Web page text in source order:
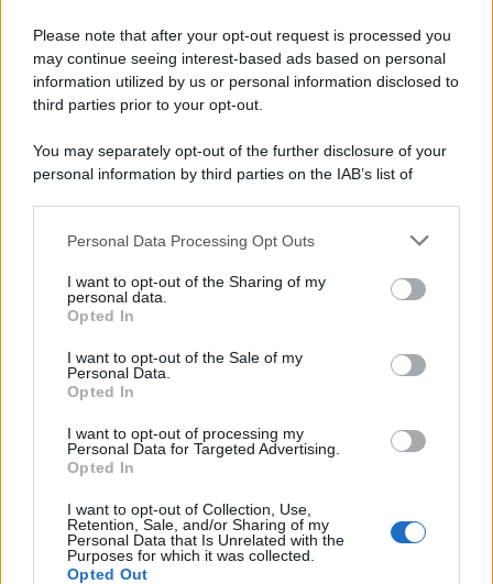
Please note that after your opt-out request is processed you
may continue seeing interest-based ads based on personal
information utilized by us or personal information disclosed to
third parties prior to your opt-out.
You may separately opt-out of the further disclosure of your
personal information by third parties on the IAB’s list of
This information may also be disclosed by us to third parties
disclose it to other third parties.
Please note that this website/app uses one or more Google
services and may gather and store information including but
not limited to your visit or usage behaviour. You may click to
grant or deny consent to Google and its third-party tags to
consent section.
Personal Data Processing Opt Outs
I want to opt-out of the Sharing of my
personal data.
Opted In
I want to opt-out of the Sale of my
Personal Data.
Opted In
I want to opt-out of processing my
Personal Data for Targeted Advertising.
Opted In
I want to opt-out of Collection, Use,
Retention, Sale, and/or Sharing of my
Personal Data that Is Unrelated with the
Purposes for which it was collected.
Opted Out
Day Travel 365
Home Magazine 365
Cineverse Magazine
Francia
InvestirMag
Investieren24
UK
News Hub UK
Lgbtq News
Olanda